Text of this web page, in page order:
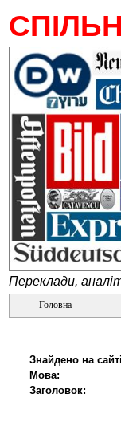
Переклади,
Головна
Знайдено на
Мова:
Заголовок: